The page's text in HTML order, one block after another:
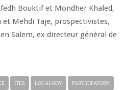
Bouktif et Mondher Khaled,
Mehdi Taje, prospectivistes,
Salem, ex directeur général de
ITES LOCALGOV
PARTICIPATORY